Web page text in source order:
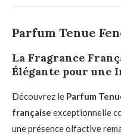
Parfum Tenue
La Fragrance
Élégante pour une
Découvrez le Parfum
française exceptionnelle
une présence olfactive